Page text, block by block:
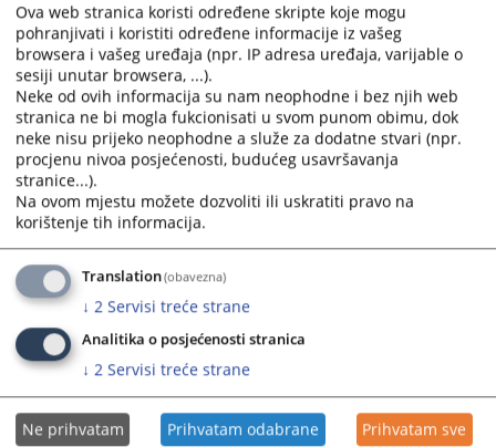
Trenutno nema vijesti
Ova web stranica koristi određene skripte koje mogu
pohranjivati i koristiti određene informacije iz vašeg
browsera i vašeg uređaja (npr. IP adresa uređaja, varijable o
sesiji unutar browsera, ...).
Neke od ovih informacija su nam neophodne i bez njih web
stranica ne bi mogla fukcionisati u svom punom obimu, dok
neke nisu prijeko neophodne a služe za dodatne stvari (npr.
procjenu nivoa posjećenosti, budućeg usavršavanja
stranice...).
Na ovom mjestu možete dozvoliti ili uskratiti pravo na
korištenje tih informacija.
Translation(obavezna)
↓ 2 Servisi treće strane
Analitika o posjećenosti stranica
↓ 2 Servisi treće strane
Ne prihvatam Prihvatam odabrane Prihvatam sve